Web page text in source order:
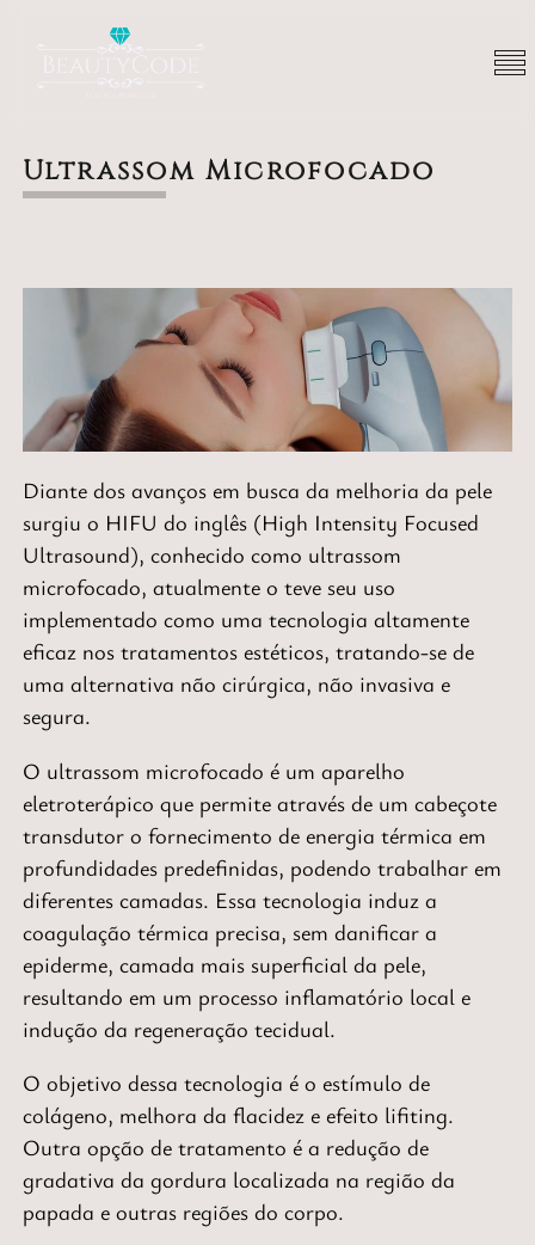
Ultrassom Microfocado
Diante dos avanços em busca da melhoria da pele
surgiu o HIFU do inglês (High Intensity Focused
Ultrasound), conhecido como ultrassom
microfocado, atualmente o teve seu uso
implementado como uma tecnologia altamente
eficaz nos tratamentos estéticos, tratando-se de
uma alternativa não cirúrgica, não invasiva e
segura.
O ultrassom microfocado é um aparelho
eletroterápico que permite através de um cabeçote
transdutor o fornecimento de energia térmica em
profundidades predefinidas, podendo trabalhar em
diferentes camadas. Essa tecnologia induz a
coagulação térmica precisa, sem danificar a
epiderme, camada mais superficial da pele,
resultando em um processo inflamatório local e
indução da regeneração tecidual.
O objetivo dessa tecnologia é o estímulo de
colágeno, melhora da flacidez e efeito lifiting.
Outra opção de tratamento é a redução de
gradativa da gordura localizada na região da
papada e outras regiões do corpo.